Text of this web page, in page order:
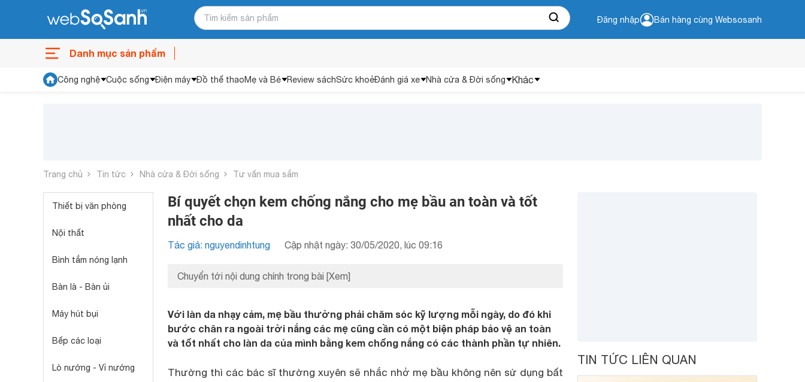
Đăng nhập Bán hàng cùng Websosanh
Danh mục sản phẩm
Công nghệ Cuộc sống Điện máy Đồ thể thaoMẹ và Bé Review sáchSức khoẻĐánh giá xe Nhà cửa & Đời sống Khác
Trang chủ Tin tức Nhà cửa & Đời sống Tư vấn mua sắm
Thiết bị văn phòng
Nội thất
Bình tắm nóng lạnh
Bàn là - Bàn ủi
Máy hút bụi
Bếp các loại
Lò nướng - Vỉ nướng
Bí quyết chọn kem chống nắng cho mẹ bầu an toàn và tốt
nhất cho da
Tác giả: nguyendinhtung Cập nhật ngày: 30/05/2020, lúc 09:16
Chuyển tới nội dung chính trong bài [Xem]
Với làn da nhạy cảm, mẹ bầu thường phải chăm sóc kỹ lượng mỗi ngày, do đó khi
bước chân ra ngoài trời nắng các mẹ cũng cần có một biện pháp bảo vệ an toàn
và tốt nhất cho làn da của mình bằng kem chống nắng có các thành phần tự nhiên.
Thường thì các bác sĩ thường xuyên sẽ nhắc nhở mẹ bầu không nên sử dụng bất
TIN TỨC LIÊN QUAN